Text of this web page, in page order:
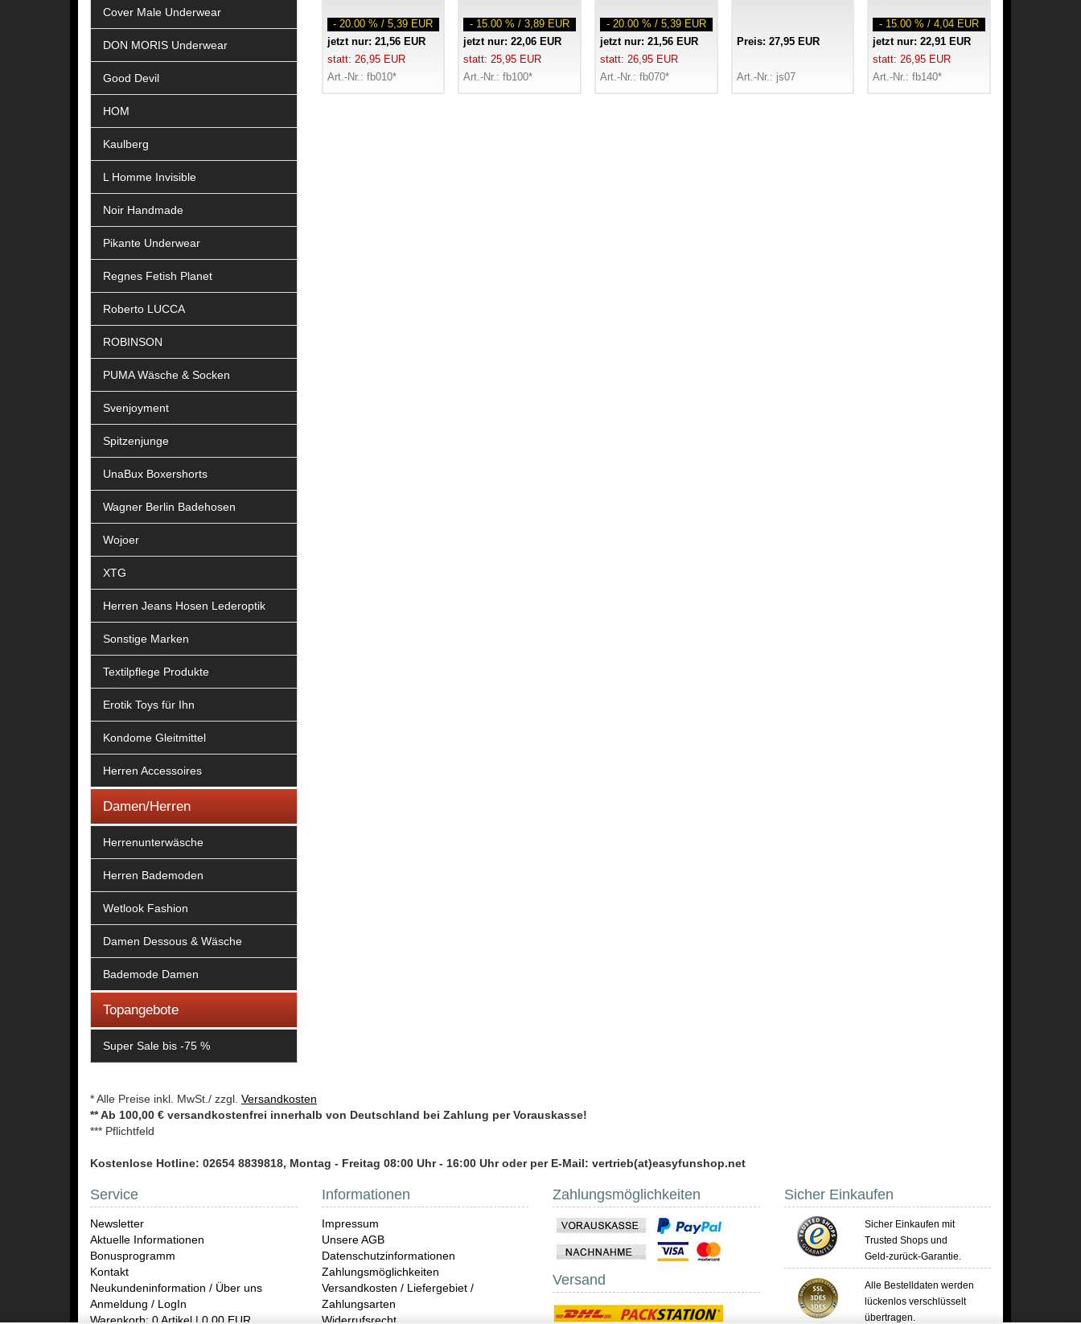
Cover Male Underwear
DON MORIS Underwear
Good Devil
HOM
Kaulberg
L Homme Invisible
Noir Handmade
Pikante Underwear
Regnes Fetish Planet
Roberto LUCCA
ROBINSON
PUMA Wäsche & Socken
Svenjoyment
Spitzenjunge
UnaBux Boxershorts
Wagner Berlin Badehosen
Wojoer
XTG
Herren Jeans Hosen Lederoptik
Sonstige Marken
Textilpflege Produkte
Erotik Toys für Ihn
Kondome Gleitmittel
Herren Accessoires
Damen/Herren
Herrenunterwäsche
Herren Bademoden
Wetlook Fashion
Damen Dessous & Wäsche
Bademode Damen
Topangebote
Super Sale bis -75 %
- 20.00 % / 5,39 EUR
jetzt nur: 21,56 EUR
statt: 26,95 EUR
Art.-Nr.: fb010*
- 15.00 % / 3,89 EUR
jetzt nur: 22,06 EUR
statt: 25,95 EUR
Art.-Nr.: fb100*
- 20.00 % / 5,39 EUR
jetzt nur: 21,56 EUR
statt: 26,95 EUR
Art.-Nr.: fb070*
Preis: 27,95 EUR
Art.-Nr.: js07
- 15.00 % / 4,04 EUR
jetzt nur: 22,91 EUR
statt: 26,95 EUR
Art.-Nr.: fb140*
* Alle Preise inkl. MwSt./ zzgl. Versandkosten
** Ab 100,00 € versandkostenfrei innerhalb von Deutschland bei Zahlung per Vorauskasse!
*** Pflichtfeld
Kostenlose Hotline: 02654 8839818, Montag - Freitag 08:00 Uhr - 16:00 Uhr oder per E-Mail: vertrieb(at)easyfunshop.net
Service
Newsletter
Aktuelle Informationen
Bonusprogramm
Kontakt
Neukundeninformation / Über uns
Anmeldung / LogIn
Warenkorb: 0 Artikel | 0,00 EUR
Informationen
Impressum
Unsere AGB
Datenschutzinformationen
Zahlungsmöglichkeiten
Versandkosten / Liefergebiet /
Zahlungsarten
Widerrufsrecht
Zahlungsmöglichkeiten
Versand
Sicher Einkaufen
Sicher Einkaufen mit
Trusted Shops und
Geld-zurück-Garantie.
Alle Bestelldaten werden
lückenlos verschlüsselt
übertragen.